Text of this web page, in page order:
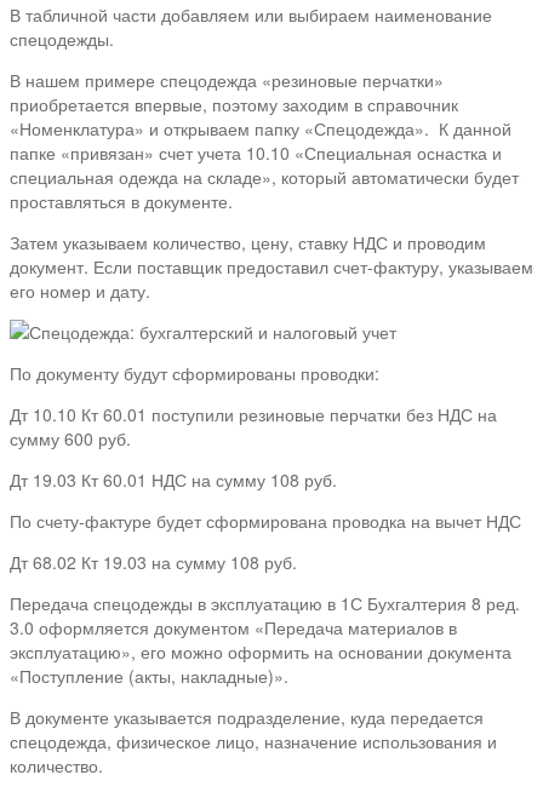
В табличной части добавляем или выбираем наименование
спецодежды.
В нашем примере спецодежда «резиновые перчатки»
приобретается впервые, поэтому заходим в справочник
«Номенклатура» и открываем папку «Спецодежда». К данной
папке «привязан» счет учета 10.10 «Специальная оснастка и
специальная одежда на складе», который автоматически будет
проставляться в документе.
Затем указываем количество, цену, ставку НДС и проводим
документ. Если поставщик предоставил счет-фактуру, указываем
его номер и дату.
По документу будут сформированы проводки:
Дт 10.10 Кт 60.01 поступили резиновые перчатки без НДС на
сумму 600 руб.
Дт 19.03 Кт 60.01 НДС на сумму 108 руб.
По счету-фактуре будет сформирована проводка на вычет НДС
Дт 68.02 Кт 19.03 на сумму 108 руб.
Передача спецодежды в эксплуатацию в 1С Бухгалтерия 8 ред.
3.0 оформляется документом «Передача материалов в
эксплуатацию», его можно оформить на основании документа
«Поступление (акты, накладные)».
В документе указывается подразделение, куда передается
спецодежда, физическое лицо, назначение использования и
количество.